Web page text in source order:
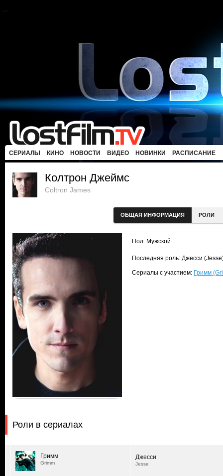
СЕРИАЛЫ КИНО НОВОСТИ ВИДЕО НОВИНКИ РАСПИСАНИЕ
Колтрон Джеймс
Coltron James
ОБЩАЯ ИНФОРМАЦИЯ РОЛИ
Пол: Мужской
Последняя роль: Джесси
Сериалы с участием: Гримм
Роли в сериалах
Гримм
Grimm
Джесси
Jesse